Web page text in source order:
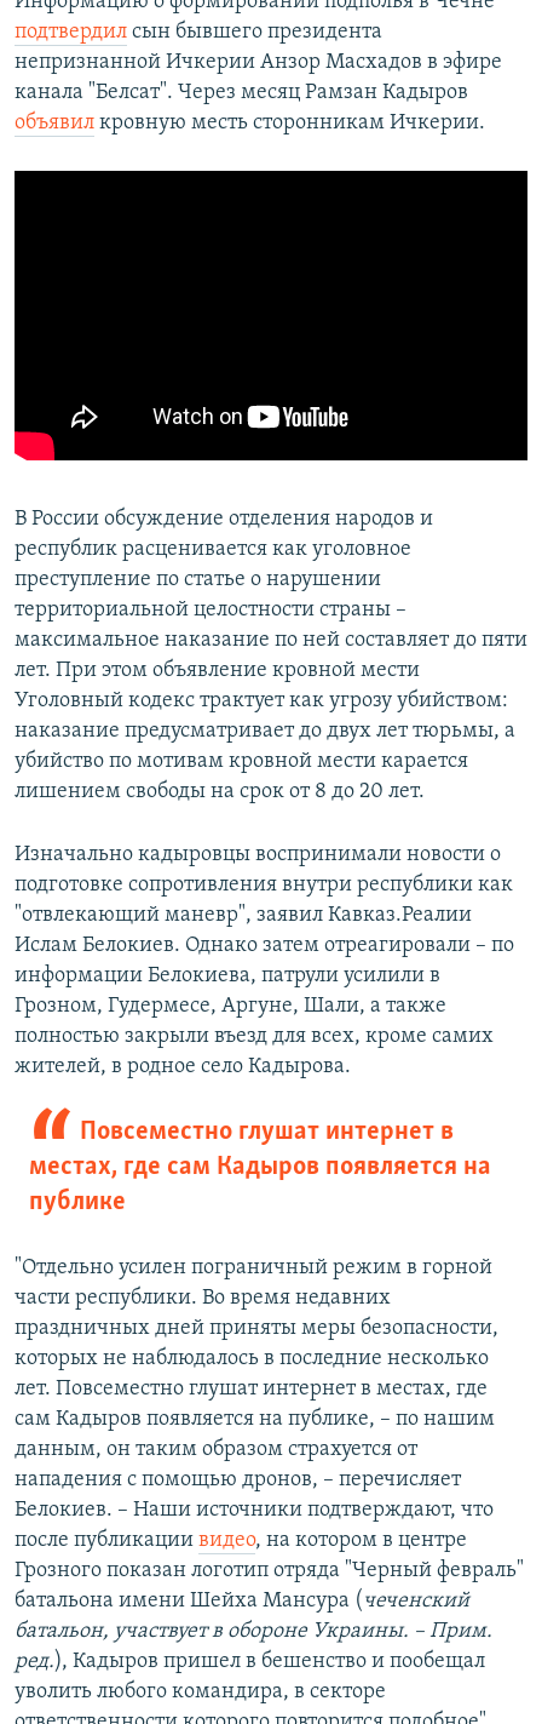
подтвердил сын бывшего президента
непризнанной Ичкерии Анзор Масхадов в эфире
канала "Белсат". Через месяц Рамзан Кадыров
объявил кровную месть сторонникам Ичкерии.
В России обсуждение отделения народов и
республик расценивается как уголовное
преступление по статье о нарушении
территориальной целостности страны –
максимальное наказание по ней составляет до пяти
лет. При этом объявление кровной мести
Уголовный кодекс трактует как угрозу убийством:
наказание предусматривает до двух лет тюрьмы, а
убийство по мотивам кровной мести карается
лишением свободы на срок от 8 до 20 лет.
Изначально кадыровцы воспринимали новости о
подготовке сопротивления внутри республики как
"отвлекающий маневр", заявил Кавказ.Реалии
Ислам Белокиев. Однако затем отреагировали – по
информации Белокиева, патрули усилили в
Грозном, Гудермесе, Аргуне, Шали, а также
полностью закрыли въезд для всех, кроме самих
жителей, в родное село Кадырова.
Повсеместно глушат интернет в
местах, где сам Кадыров появляется на
публике
"Отдельно усилен пограничный режим в горной
части республики. Во время недавних
праздничных дней приняты меры безопасности,
которых не наблюдалось в последние несколько
лет. Повсеместно глушат интернет в местах, где
сам Кадыров появляется на публике, – по нашим
данным, он таким образом страхуется от
нападения с помощью дронов, – перечисляет
Белокиев. – Наши источники подтверждают, что
после публикации видео, на котором в центре
Грозного показан логотип отряда "Черный февраль"
батальона имени Шейха Мансура ( чеченский
батальон, участвует в обороне Украины. – Прим.
ред.), Кадыров пришел в бешенство и пообещал
уволить любого командира, в секторе